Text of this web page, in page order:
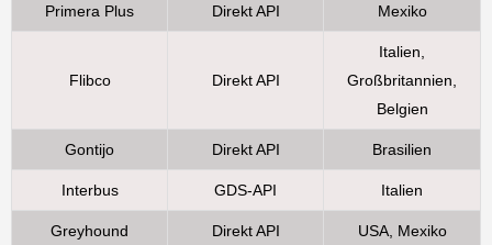
Primera Plus Direkt API Mexiko
Flibco Direkt API
Italien,
Großbritannien,
Belgien
Gontijo Direkt API Brasilien
Interbus GDS-API Italien
Greyhound Direkt API USA, Mexiko